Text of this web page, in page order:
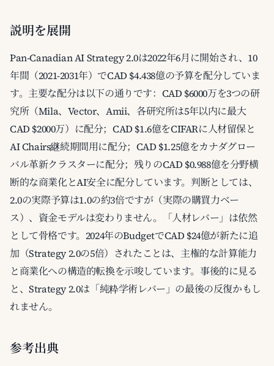
説明を展開
Pan-Canadian AI Strategy 2.0は2022年6月に開始され、10
年間（2021-2031年）でCAD $4.438億の予算を配分していま
す。主要な配分は以下の通りです：CAD $6000万を3つの研
究所（Mila、Vector、Amii、各研究所は5年以内に最大
CAD $2000万）に配分；CAD $1.6億をCIFARに人材留保と
AI Chairs継続期間用に配分；CAD $1.25億をカナダグロー
バル革新クラスターに配分；残りのCAD $0.988億を分野横
断的な商業化とAI安全に配分しています。判断としては、
2.0の実際予算は1.0の約3倍ですが（実際の購買力ベー
ス）、資金モデルは変わりません。「人材レバー」は依然
として骨格です。2024年のBudgetでCAD $24億が新たに追
加（Strategy 2.0の5倍）されたことは、主権的な計算能力
と商業化への構造的転換を示唆しています。事後的に見る
と、Strategy 2.0は「純粋学術レバー」の最後の反復かもし
れません。
参考出典